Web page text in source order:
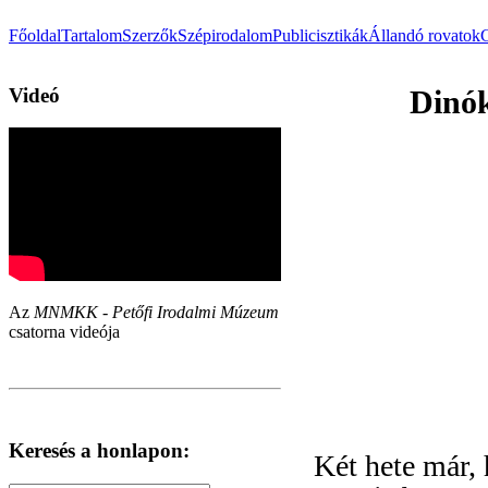
FőoldalTartalomSzerzőkSzépirodalomPublicisztikákÁllandó rovatok
Videó
Az MNMKK - Petőfi Irodalmi Múzeum
csatorna videója
Keresés a honlapon:
Két hete már,